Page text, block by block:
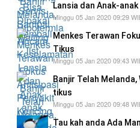
Lansia dan Anak-anak
Minggu 05 Jan 2020 09:29
Menkes Terawan
Tikus
Minggu 05 Jan 2020 09:43
Banjir Telah
tikus
Minggu 05 Jan 2020 09:48
Tau kah anda Ada